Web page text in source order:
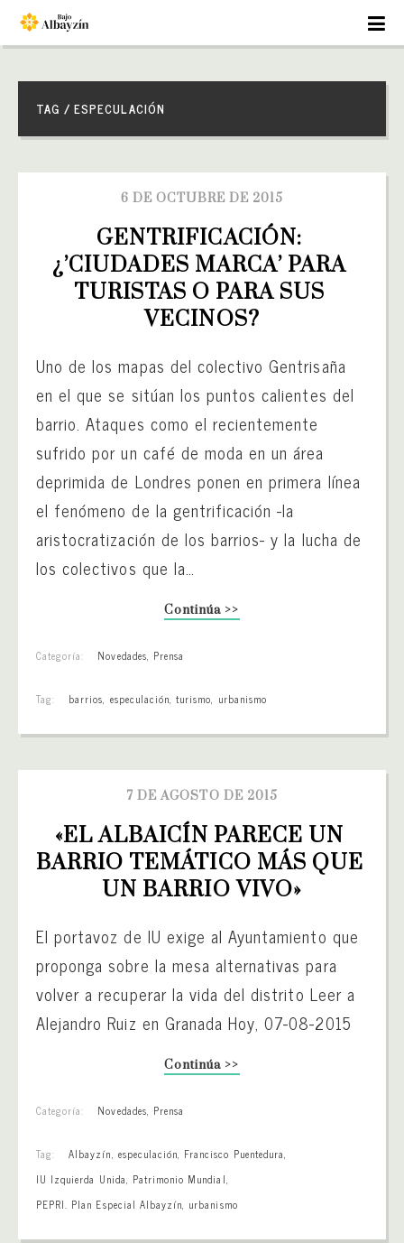
TAG / ESPECULACIÓN
6 DE OCTUBRE DE 2015
GENTRIFICACIÓN:
¿’CIUDADES MARCA’ PARA
TURISTAS O PARA SUS
VECINOS?
Uno de los mapas del colectivo Gentrisaña
en el que se sitúan los puntos calientes del
barrio. Ataques como el recientemente
sufrido por un café de moda en un área
deprimida de Londres ponen en primera línea
el fenómeno de la gentrificación -la
aristocratización de los barrios- y la lucha de
los colectivos que la…
Continúa >>
Categoría: Novedades, Prensa
Tag: barrios, especulación,turismo, urbanismo
7 DE AGOSTO DE 2015
«EL ALBAICÍN PARECE UN
BARRIO TEMÁTICO MÁS QUE
UN BARRIO VIVO»
El portavoz de IU exige al Ayuntamiento que
proponga sobre la mesa alternativas para
volver a recuperar la vida del distrito Leer a
Alejandro Ruiz en Granada Hoy, 07-08-2015
Continúa >>
Categoría: Novedades, Prensa
Tag: Albayzín, especulación, Francisco Puentedura,
IU Izquierda Unida, Patrimonio Mundial,
PEPRI. Plan Especial Albayzín, urbanismo